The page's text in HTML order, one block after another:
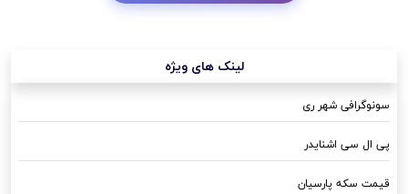
لینک های ویژه
سونوگرافی شهر ری
پی ال سی اشنایدر
قیمت سکه پارسیان